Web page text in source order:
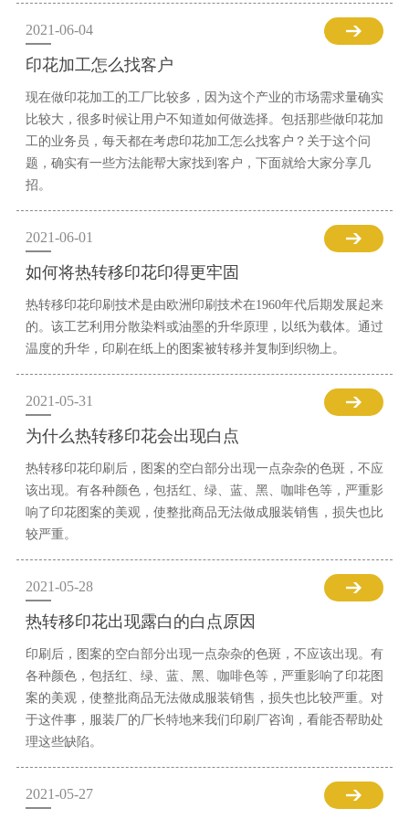
2021-06-04
印花加工怎么找客户
现在做印花加工的工厂比较多，因为这个产业的市场需求量确实
比较大，很多时候让用户不知道如何做选择。包括那些做印花加
工的业务员，每天都在考虑印花加工怎么找客户？关于这个问
题，确实有一些方法能帮大家找到客户，下面就给大家分享几
招。
2021-06-01
如何将热转移印花印得更牢固
热转移印花印刷技术是由欧洲印刷技术在1960年代后期发展起来
的。该工艺利用分散染料或油墨的升华原理，以纸为载体。通过
温度的升华，印刷在纸上的图案被转移并复制到织物上。
2021-05-31
为什么热转移印花会出现白点
热转移印花印刷后，图案的空白部分出现一点杂杂的色斑，不应
该出现。有各种颜色，包括红、绿、蓝、黑、咖啡色等，严重影
响了印花图案的美观，使整批商品无法做成服装销售，损失也比
较严重。
2021-05-28
热转移印花出现露白的白点原因
印刷后，图案的空白部分出现一点杂杂的色斑，不应该出现。有
各种颜色，包括红、绿、蓝、黑、咖啡色等，严重影响了印花图
案的美观，使整批商品无法做成服装销售，损失也比较严重。对
于这件事，服装厂的厂长特地来我们印刷厂咨询，看能否帮助处
理这些缺陷。
2021-05-27